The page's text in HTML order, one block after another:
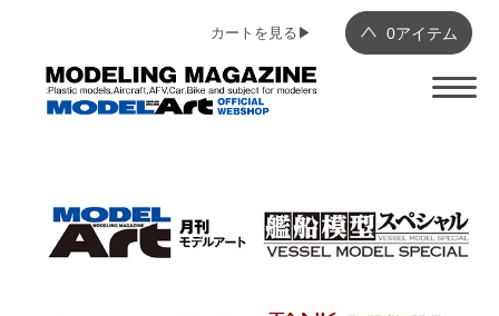
0アイテム
カートを見る▶︎